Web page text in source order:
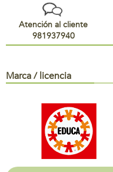
Atención al cliente
981937940
Marca / licencia